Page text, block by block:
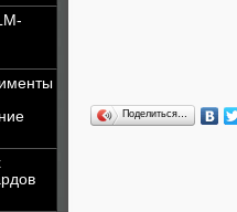
Поделиться…